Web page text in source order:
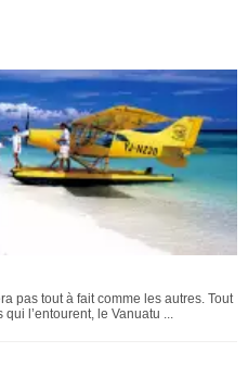
pas tout à fait comme les autres. Tout
l’entourent, le Vanuatu ...